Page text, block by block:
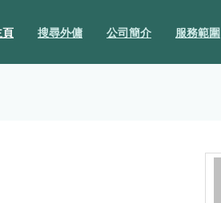
頁 搜尋外傭 公司簡介 服務範圍